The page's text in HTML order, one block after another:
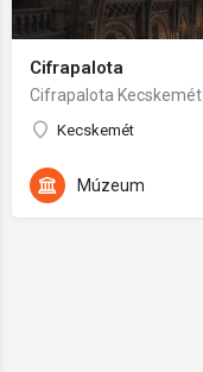
Cifrapalota
Cifrapalota Kecskemét
Kecskemét
Múzeum